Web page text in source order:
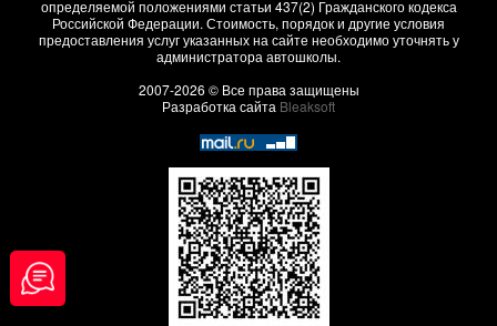
определяемой положениями статьи 437(2) Гражданского кодекса
Российской Федерации. Стоимость, порядок и другие условия
предоставления услуг указанных на сайте необходимо уточнять у
администратора автошколы.
2007-2026 © Все права защищены
Разработка сайта Bleaksoft